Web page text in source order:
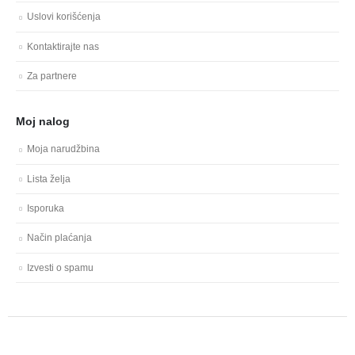
Uslovi korišćenja
Kontaktirajte nas
Za partnere
Moj nalog
Moja narudžbina
Lista želja
Isporuka
Način plaćanja
Izvesti o spamu